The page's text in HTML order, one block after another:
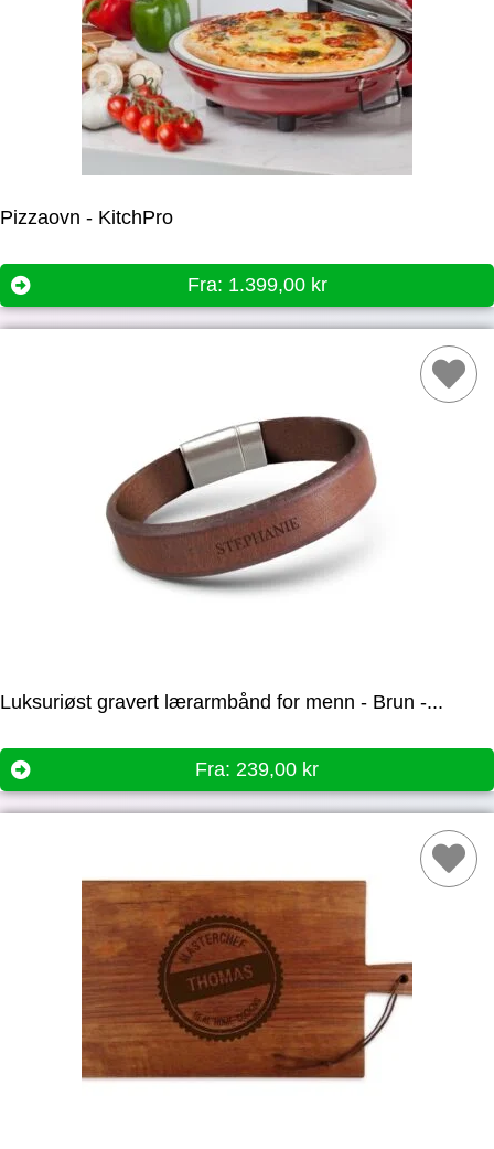
Pizzaovn - KitchPro
Fra: 1.399,00 kr
Luksuriøst gravert lærarmbånd for menn - Brun -...
Fra: 239,00 kr